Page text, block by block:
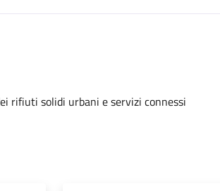
rifiuti solidi urbani e servizi connessi